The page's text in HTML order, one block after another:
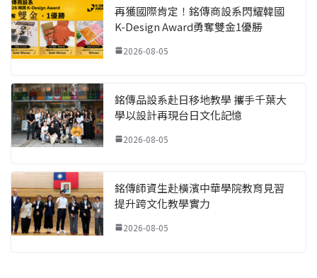
再獲國際肯定！銘傳商設系閃耀韓國
K-Design Award勇奪雙金1優勝
2026-08-05
銘傳品設系赴日移地教學 攜手千葉大
學以設計再現台日文化記憶
2026-08-05
銘傳師資生赴橫濱中華學院教育見習
提升跨文化教學實力
2026-08-05